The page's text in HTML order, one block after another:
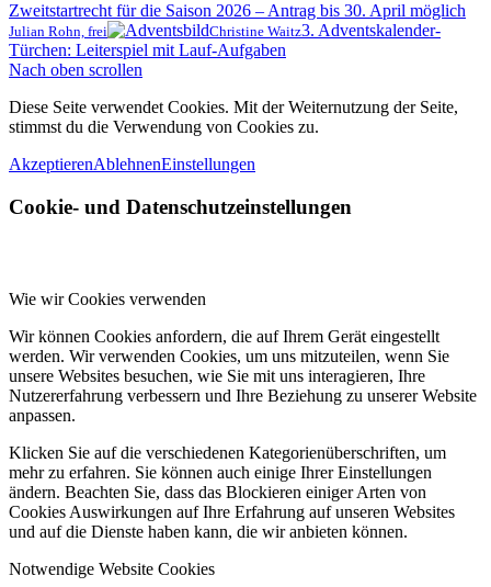
Zweitstartrecht für die Saison 2026 – Antrag bis 30. April möglich
Julian Rohn, frei Christine Waitz3. Adventskalender-
Türchen: Leiterspiel mit Lauf-Aufgaben
Nach oben scrollen
Diese Seite verwendet Cookies. Mit der Weiternutzung der Seite,
stimmst du die Verwendung von Cookies zu.
AkzeptierenAblehnenEinstellungen
Cookie- und Datenschutzeinstellungen
Wie wir Cookies verwenden
Wir können Cookies anfordern, die auf Ihrem Gerät eingestellt
werden. Wir verwenden Cookies, um uns mitzuteilen, wenn Sie
unsere Websites besuchen, wie Sie mit uns interagieren, Ihre
Nutzererfahrung verbessern und Ihre Beziehung zu unserer Website
anpassen.
Klicken Sie auf die verschiedenen Kategorienüberschriften, um
mehr zu erfahren. Sie können auch einige Ihrer Einstellungen
ändern. Beachten Sie, dass das Blockieren einiger Arten von
Cookies Auswirkungen auf Ihre Erfahrung auf unseren Websites
und auf die Dienste haben kann, die wir anbieten können.
Notwendige Website Cookies